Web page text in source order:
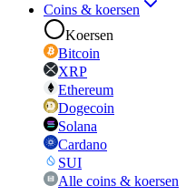
Coins & koersen
Koersen
Bitcoin
XRP
Ethereum
Dogecoin
Solana
Cardano
SUI
Alle coins & koersen